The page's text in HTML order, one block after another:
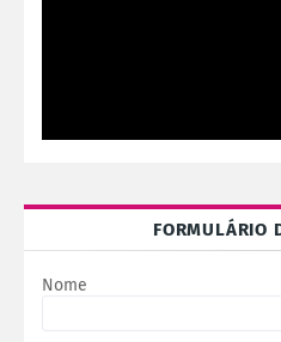
FORMULÁRIO
Nome